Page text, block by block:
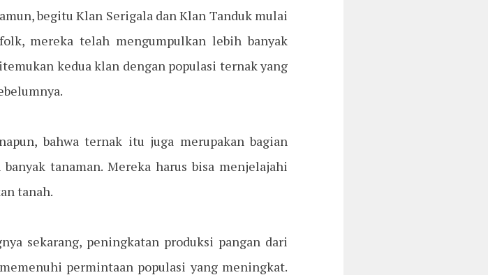
begitu Klan Serigala dan Klan Tanduk mulai
mereka telah mengumpulkan lebih banyak
kedua klan dengan populasi ternak yang
bahwa ternak itu juga merupakan bagian
tanaman. Mereka harus bisa menjelajahi
tanah.
sekarang, peningkatan produksi pangan dari
permintaan populasi yang meningkat.